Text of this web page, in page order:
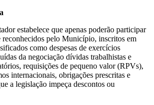
estabelece que apenas poderão participar
reconhecidos pelo Município, inscritos em
como despesas de exercícios
da negociação dívidas trabalhistas e
requisições de pequeno valor (RPVs),
internacionais, obrigações prescritas e
a legislação impeça descontos ou